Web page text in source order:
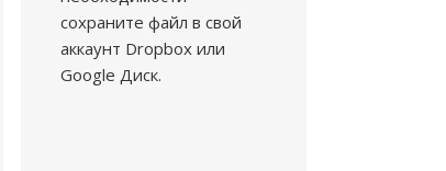
сохраните файл в свой
аккаунт Dropbox или
Google Диск.